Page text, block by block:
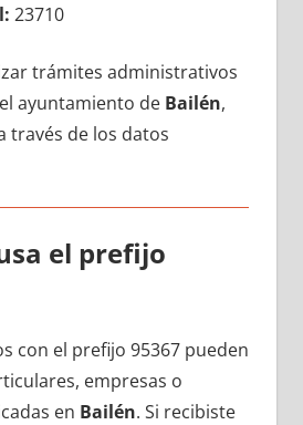
23710
trámites administrativos
ayuntamiento dе Bailén,
través dе los datos
el prefijo
сοn el prefijo 95367 pueden
empresas ο
en Bailén. Si recibiste